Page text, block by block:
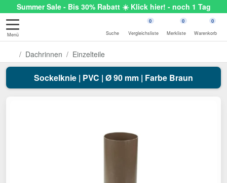
Summer Sale - Bis 30% Rabatt ☀️ Klick hier! - noch 1 Tag
Menü Suche
0
Vergleichsliste
0
Merkliste
0
Warenkorb
Dachrinnen Einzelteile
Sockelknie | PVC | Ø 90 mm | Farbe Braun